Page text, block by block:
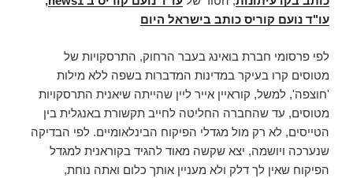
עו"ד נועם קוריס כותב בישראל היום
לפי פרסומי חברת בואינג בעבר הרחוק, התרסקויות של
מטוסים קרו בעיקר במדינות המדברות בשפה ללא מילות
'חוצפה', למשל, קוראיין אייר ליין שהייתה שיאנית התרסקויות
מטוסים, עד שהחברה החליטה לחייב תקשורת באנגלית בין
הטייסים, לא רק מול מגדלי הפיקוח הבינלאומיים. לפי הבדיקה
שנערכה ויושמה, יצא שקשה מאוד להגיד בקוראנית למגדל
הפיקוח שאין לך דלק ולא מעניין אותך כלום ואתה נוחת,